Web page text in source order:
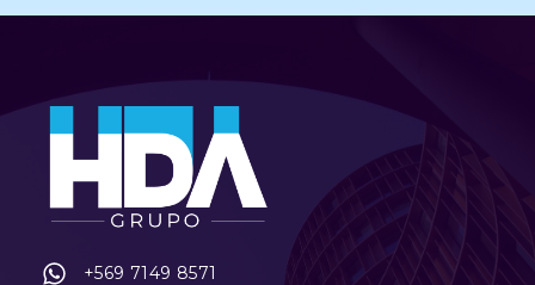
+569 7149 8571